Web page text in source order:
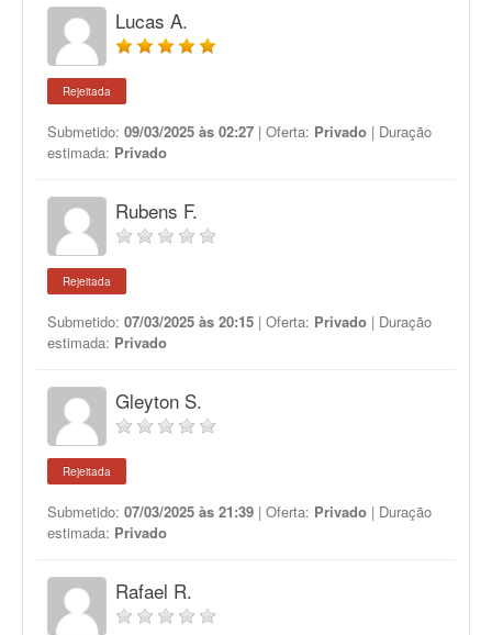
Lucas A.
Rejeitada
Submetido: 09/03/2025 às 02:27 | Oferta: Privado | Duração
estimada: Privado
Rubens F.
Rejeitada
Submetido: 07/03/2025 às 20:15 | Oferta: Privado | Duração
estimada: Privado
Gleyton S.
Rejeitada
Submetido: 07/03/2025 às 21:39 | Oferta: Privado | Duração
estimada: Privado
Rafael R.